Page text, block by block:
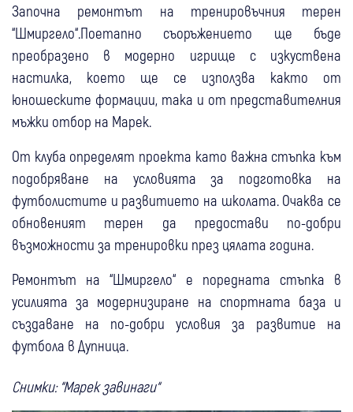
Започна ремонтът на тренировъчния терен
“Шмиргело“.Поетапно съоръжението ще бъде
преобразено в модерно игрище с изкуствена
настилка, което ще се използва както от
юношеските формации, така и от представителния
мъжки отбор на Марек.
От клуба определят проекта като важна стъпка към
подобряване на условията за подготовка на
футболистите и развитието на школата. Очаква се
обновеният терен да предостави по-добри
възможности за тренировки през цялата година.
Ремонтът на “Шмиргело“ е поредната стъпка в
усилията за модернизиране на спортната база и
създаване на по-добри условия за развитие на
футбола в Дупница.
Снимки: “Марек завинаги“